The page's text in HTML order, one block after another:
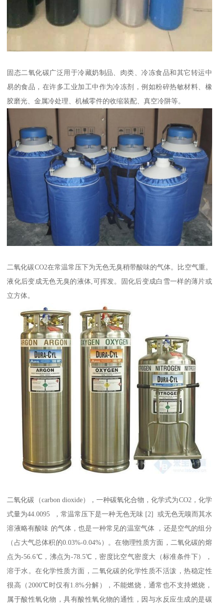
固态二氧化碳广泛用于冷藏奶制品、肉类、冷冻食品和其它转运中
易的食品，在许多工业加工中作为冷冻剂，例如粉碎热敏材料、橡
胶磨光、金属冷处理、机械零件的收缩装配、真空冷阱等。
二氧化碳CO2在常温常压下为无色无臭稍带酸味的气体。比空气重。
液化后变成无色无臭的液体,可挥发。固化后变成白雪一样的薄片或
立方体。
二氧化碳（carbon dioxide），一种碳氧化合物，化学式为CO2，化学
式量为44.0095 ，常温常压下是一种无色无味 [2] 或无色无嗅而其水
溶液略有酸味 的气体，也是一种常见的温室气体 ，还是空气的组分
（占大气总体积的0.03%-0.04%）。在物理性质方面，二氧化碳的熔
点为-56.6℃，沸点为-78.5℃，密度比空气密度大（标准条件下），
溶于水。在化学性质方面，二氧化碳的化学性质不活泼，热稳定性
很高（2000℃时仅有1.8%分解），不能燃烧，通常也不支持燃烧，
属于酸性氧化物，具有酸性氧化物的通性，因与水反应生成的是碳